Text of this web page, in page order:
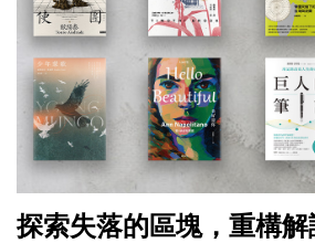
探索失落的區塊，重構